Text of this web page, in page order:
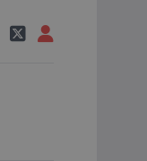
bájná čupakabra.